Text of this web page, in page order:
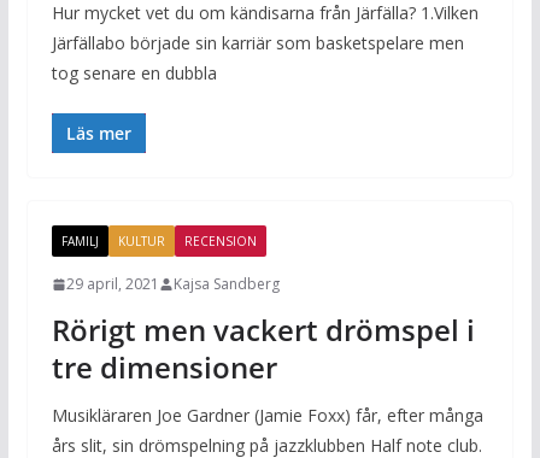
Hur mycket vet du om kändisarna från Järfälla? 1.Vilken
Järfällabo började sin karriär som basketspelare men
tog senare en dubbla
Läs mer
FAMILJ KULTUR RECENSION
29 april, 2021 Kajsa Sandberg
Rörigt men vackert drömspel i
tre dimensioner
Musikläraren Joe Gardner (Jamie Foxx) får, efter många
års slit, sin drömspelning på jazzklubben Half note club.